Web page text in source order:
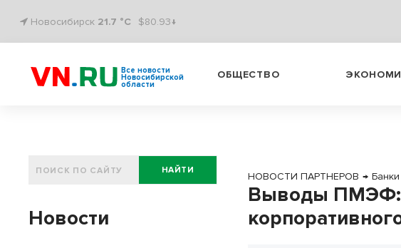
Новосибирск 21.7 °C $80.93↓
Все новости
Новосибирской
области
ОБЩЕСТВО
НОВОСТИ ПАРТНЕРОВ → Банки
Выводы ПМЭФ:
НАЙТИ
Новости